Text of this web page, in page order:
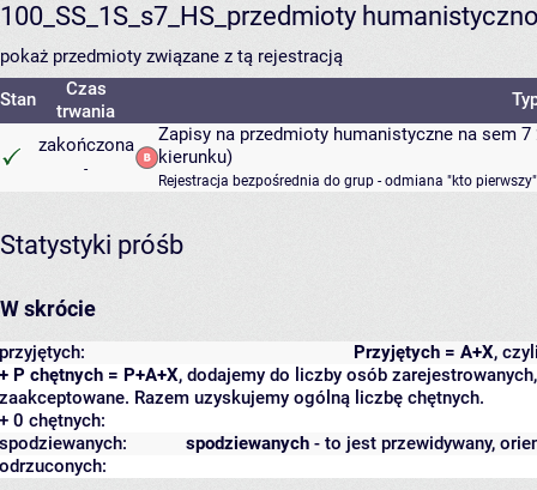
100_SS_1S_s7_HS_przedmioty
pokaż przedmioty związane z tą rejestracją
Stan
Czas
trwania
zakończona
-
Zapisy na przedmioty humanistyczne na sem
kierunku)
Rejestracja bezpośrednia do grup - odmiana "kto pierwszy"
Statystyki próśb
W skrócie
Przyjętych = A+X,
przyjętych:
+ P chętnych = P+A+X, dodajemy do liczby osób
zaakceptowane. Razem uzyskujemy ogólną liczbę chętnych.
+ 0 chętnych:
spodziewanych - to jest przewidywany,
spodziewanych:
odrzuconych: